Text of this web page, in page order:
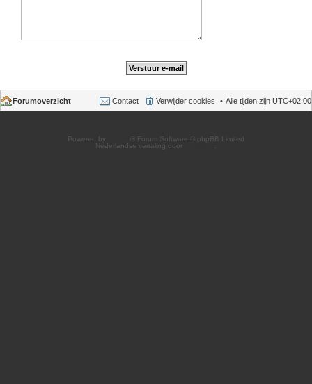
Forumoverzicht Alle tijden zijn UTC+02:00
Verwijder cookies
Contact
Powered by
® Forum Software © phpBB Limited
Nederlandse vertaling door